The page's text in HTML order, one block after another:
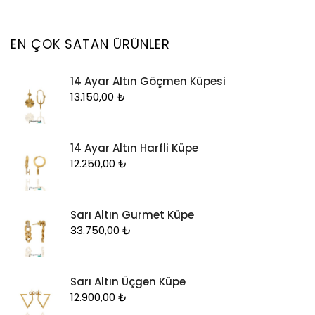
Zincir
EN ÇOK SATAN ÜRÜNLER
14 Ayar Altın Göçmen Küpesi
13.150,00 ₺
14 Ayar Altın Harfli Küpe
12.250,00 ₺
Sarı Altın Gurmet Küpe
33.750,00 ₺
Sarı Altın Üçgen Küpe
12.900,00 ₺